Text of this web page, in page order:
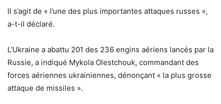
Il s’agit de « l’une des plus importantes attaques russes »,
a-t-il déclaré.
L’Ukraine a abattu 201 des 236 engins aériens lancés par la
Russie, a indiqué Mykola Olestchouk, commandant des
forces aériennes ukrainiennes, dénonçant « la plus grosse
attaque de missiles ».